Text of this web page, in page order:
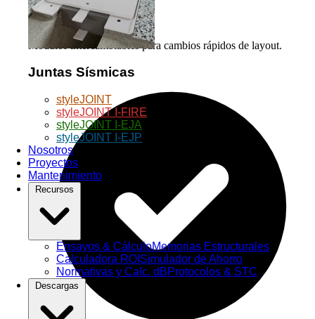
Juntas Sísmicas
styleJOINT
styleJOINT I-FIRE
styleJOINT I-EJA
styleJOINT I-EJP
Nosotros
Proyectos
Mantenimiento
Ensayos & CálculoMemorias Estructurales
Calculadora ROI Simulador de Ahorro
Normativas y Calc. dBProtocolos & STC
Flexibilidad Total
Módulos intercambiables para cambios rápidos de layout.